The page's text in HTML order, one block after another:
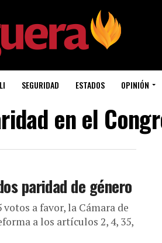
SEGURIDAD ESTADOS OPINIÓN
en el
paridad de género
a favor, la Cámara de
a los artículos 2, 4, 35,